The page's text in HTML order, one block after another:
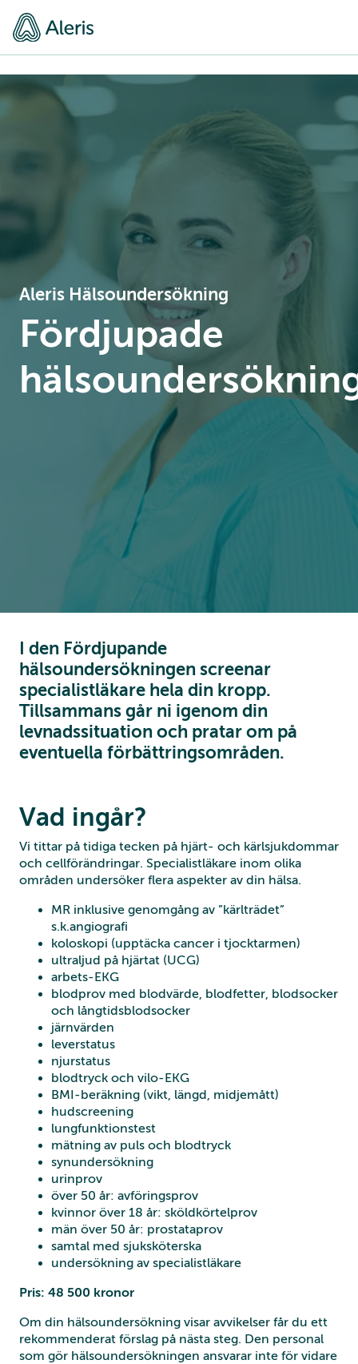
Aleris Hälsoundersökning
Fördjupade
I den Fördjupande
hälsoundersökningen screenar
specialistläkare hela din kropp.
Tillsammans går ni igenom din
levnadssituation och pratar om på
eventuella förbättringsområden.
Vad ingår?
Vi tittar på tidiga tecken på hjärt- och kärlsjukdommar
och cellförändringar. Specialistläkare inom olika
områden undersöker flera aspekter av din hälsa.
MR inklusive genomgång av ”kärlträdet”
s.k.angiografi
koloskopi (upptäcka cancer i tjocktarmen)
ultraljud på hjärtat (UCG)
arbets-EKG
blodprov med blodvärde, blodfetter, blodsocker
och långtidsblodsocker
järnvärden
leverstatus
njurstatus
blodtryck och vilo-EKG
BMI-beräkning (vikt, längd, midjemått)
hudscreening
lungfunktionstest
mätning av puls och blodtryck
synundersökning
urinprov
över 50 år: avföringsprov
kvinnor över 18 år: sköldkörtelprov
män över 50 år: prostataprov
samtal med sjuksköterska
undersökning av specialistläkare
Pris: 48 500 kronor
Om din hälsoundersökning visar avvikelser får du ett
rekommenderat förslag på nästa steg. Den personal
som gör hälsoundersökningen ansvarar inte för vidare